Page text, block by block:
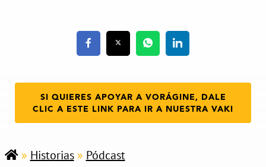
SI QUIERES APOYAR A VORÁGINE, DALE
CLIC A ESTE LINK PARA IR A NUESTRA VAKI
» Historias» Pódcast